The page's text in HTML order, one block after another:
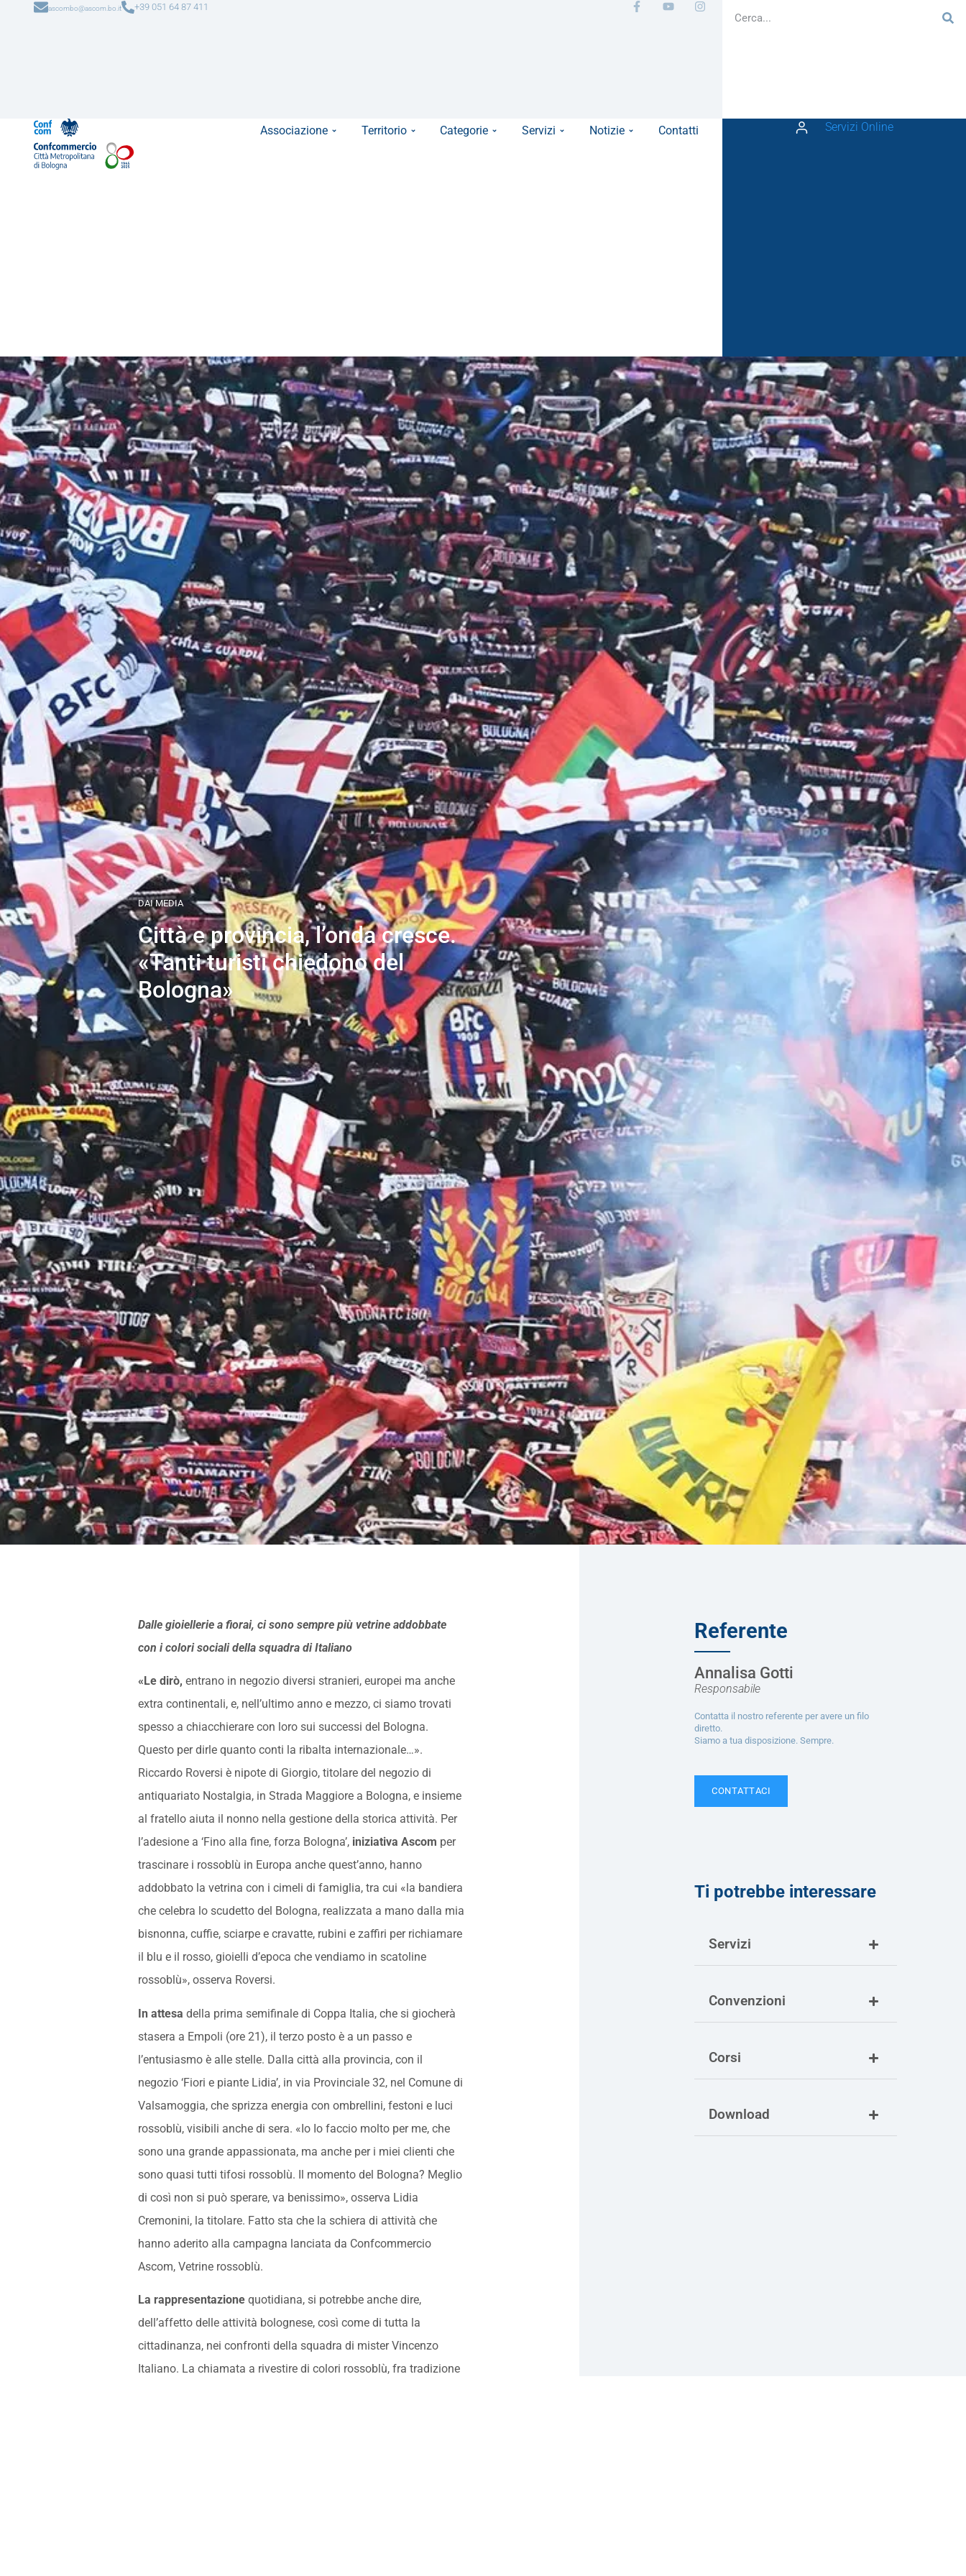
ascombo@ascom.bo.it +39 051 64 87 411
Associazione Territorio Categorie Servizi Notizie Contatti Servizi Online
DAI MEDIA
Città e provincia, l’onda cresce.
«Tanti turisti chiedono del
Bologna»
Dalle gioiellerie a fiorai, ci sono sempre più vetrine addobbate
con i colori sociali della squadra di Italiano
«Le dirò, entrano in negozio diversi stranieri, europei ma anche
extra continentali, e, nell’ultimo anno e mezzo, ci siamo trovati
spesso a chiacchierare con loro sui successi del Bologna.
Questo per dirle quanto conti la ribalta internazionale…».
Riccardo Roversi è nipote di Giorgio, titolare del negozio di
antiquariato Nostalgia, in Strada Maggiore a Bologna, e insieme
al fratello aiuta il nonno nella gestione della storica attività. Per
l’adesione a ‘Fino alla fine, forza Bologna’, iniziativa Ascom per
trascinare i rossoblù in Europa anche quest’anno, hanno
addobbato la vetrina con i cimeli di famiglia, tra cui «la bandiera
che celebra lo scudetto del Bologna, realizzata a mano dalla mia
bisnonna, cuffie, sciarpe e cravatte, rubini e zaffiri per richiamare
il blu e il rosso, gioielli d’epoca che vendiamo in scatoline
rossoblù», osserva Roversi.
In attesa della prima semifinale di Coppa Italia, che si giocherà
stasera a Empoli (ore 21), il terzo posto è a un passo e
l’entusiasmo è alle stelle. Dalla città alla provincia, con il
negozio ‘Fiori e piante Lidia’, in via Provinciale 32, nel Comune di
Valsamoggia, che sprizza energia con ombrellini, festoni e luci
rossoblù, visibili anche di sera. «Io Io faccio molto per me, che
sono una grande appassionata, ma anche per i miei clienti che
sono quasi tutti tifosi rossoblù. Il momento del Bologna? Meglio
di così non si può sperare, va benissimo», osserva Lidia
Cremonini, la titolare. Fatto sta che la schiera di attività che
hanno aderito alla campagna lanciata da Confcommercio
Ascom, Vetrine rossoblù.
La rappresentazione quotidiana, si potrebbe anche dire,
dell’affetto delle attività bolognese, così come di tutta la
cittadinanza, nei confronti della squadra di mister Vincenzo
Italiano. La chiamata a rivestire di colori rossoblù, fra tradizione
Referente
Annalisa Gotti
Responsabile
Contatta il nostro referente per avere un filo
diretto.
Siamo a tua disposizione. Sempre.
CONTATTACI
Ti potrebbe interessare
Servizi
Convenzioni
Corsi
Download